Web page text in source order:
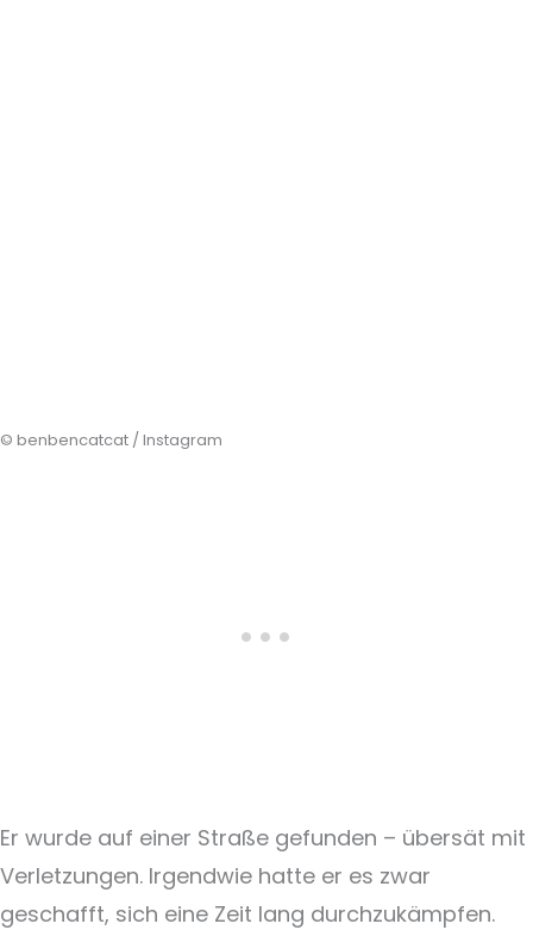
© benbencatcat / Instagram
Er wurde auf einer Straße gefunden – übersät mit
Verletzungen. Irgendwie hatte er es zwar
geschafft, sich eine Zeit lang durchzukämpfen.